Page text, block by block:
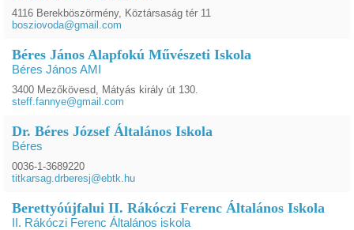
4116 Berekböszörmény, Köztársaság tér 11
bosziovoda@gmail.com
Béres János Alapfokú Művészeti Iskola
Béres János AMI
3400 Mezőkövesd, Mátyás király út 130.
steff.fannye@gmail.com
Dr. Béres József Általános Iskola
Béres
0036-1-3689220
titkarsag.drberesj@ebtk.hu
Berettyóújfalui II. Rákóczi Ferenc Általános Iskola
II. Rákóczi Ferenc Általános iskola